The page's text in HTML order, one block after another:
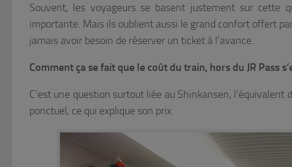
Souvent, les voyageurs se basent justement sur cette
importante. Mais ils oublient aussi le grand confort offert
jamais avoir besoin de réserver un ticket à l’avance.
Comment ça se fait que le coût du train, hors du JR Pass
C’est une question surtout liée au Shinkansen,
ponctuel, ce qui explique son prix.